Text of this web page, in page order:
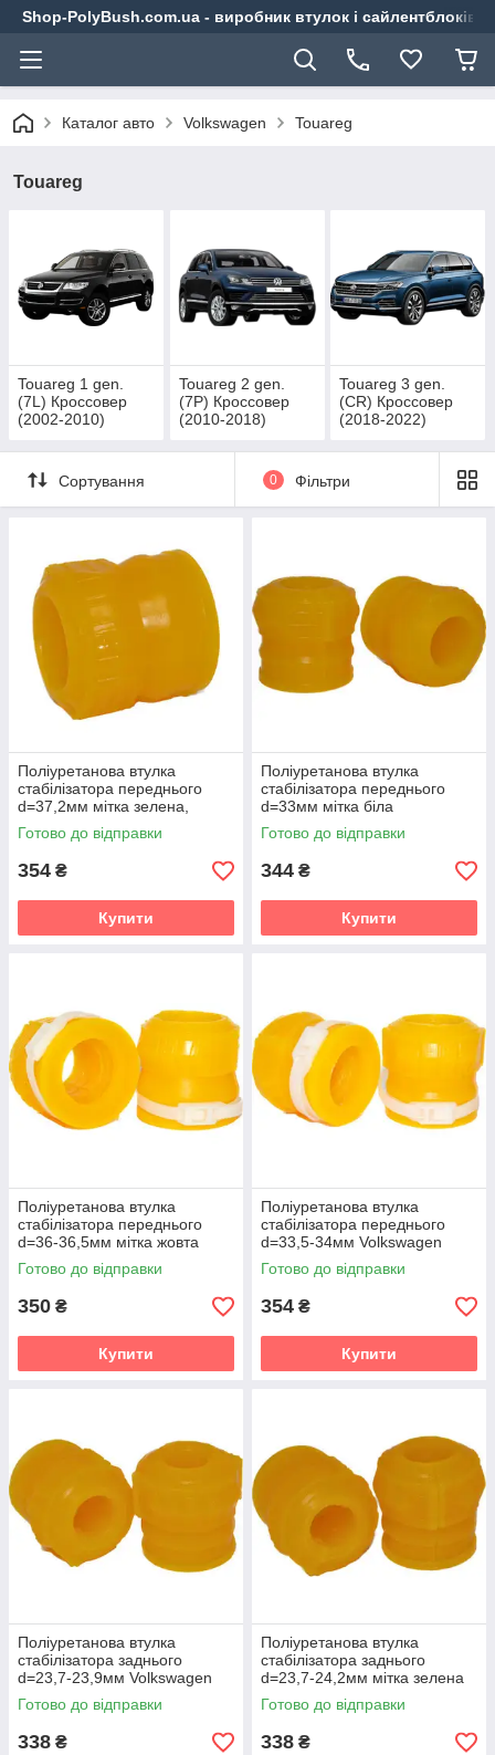
Shop-PolyBush.com.ua - виробник втулок і сайлентблоків
Каталог авто Volkswagen Touareg
Touareg
Touareg 1 gen.
(7L) Кроссовер
(2002-2010)
Touareg 2 gen.
(7P) Кроссовер
(2010-2018)
Touareg 3 gen.
(CR) Кроссовер
(2018-2022)
Сортування 0 Фільтри
Поліуретанова втулка
стабілізатора переднього
d=37,2мм мітка зелена,
помаранчева Volkswagen
Touareg 1 gen. (7L)
Готово до відправки
354 ₴
Купити
Поліуретанова втулка
стабілізатора переднього
d=33мм мітка біла
Volkswagen Touareg 1 gen.
(7L) Кроссовер (2002-2010)
Готово до відправки
344 ₴
Купити
Поліуретанова втулка
стабілізатора переднього
d=36-36,5мм мітка жовта
Volkswagen Touareg 1 gen.
(7L) Кроссовер (2002-2010)
Готово до відправки
350 ₴
Купити
Поліуретанова втулка
стабілізатора переднього
d=33,5-34мм Volkswagen
Touareg 1 gen. (7L)
Кроссовер (2002-2010) v19
Готово до відправки
354 ₴
Купити
Поліуретанова втулка
стабілізатора заднього
d=23,7-23,9мм Volkswagen
Touareg 1 gen. (7L)
Кроссовер (2002-2010) v19
Готово до відправки
338 ₴
Поліуретанова втулка
стабілізатора заднього
d=23,7-24,2мм мітка зелена
Volkswagen Touareg 1 gen.
(7L) Кроссовер (2002-2010)
Готово до відправки
338 ₴